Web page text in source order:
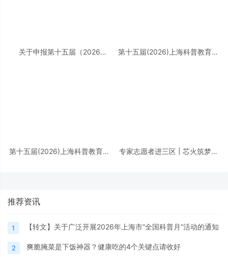
关于申报第十五届（2026
第十五届(2026)上海科普教育创
第十五届(2026)上海科普教育创
专家志愿者进三区 | 芯火筑梦进
推荐资讯
1 【转文】关于广泛开展2026年上海市“全国科普月”活动的通知
2 爽脆腌菜是下饭神器？健康吃的4个关键点请收好